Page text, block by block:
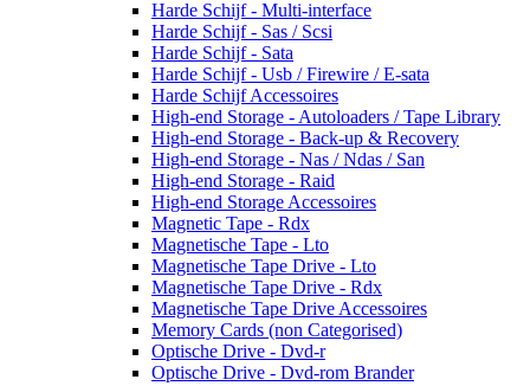
Harde Schijf - Multi-interface
Harde Schijf - Sas / Scsi
Harde Schijf - Sata
Harde Schijf - Usb / Firewire / E-sata
Harde Schijf Accessoires
High-end Storage - Autoloaders / Tape Library
High-end Storage - Back-up & Recovery
High-end Storage - Nas / Ndas / San
High-end Storage - Raid
High-end Storage Accessoires
Magnetic Tape - Rdx
Magnetische Tape - Lto
Magnetische Tape Drive - Lto
Magnetische Tape Drive - Rdx
Magnetische Tape Drive Accessoires
Memory Cards (non Categorised)
Optische Drive - Dvd-r
Optische Drive - Dvd-rom Brander